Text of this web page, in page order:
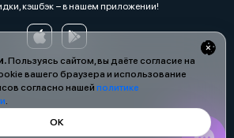
Пользуясь сайтом, вы даёте согласие на
вашего браузера и использование
согласно нашей политике
.
ОК
кэшбэк − в нашем приложении!